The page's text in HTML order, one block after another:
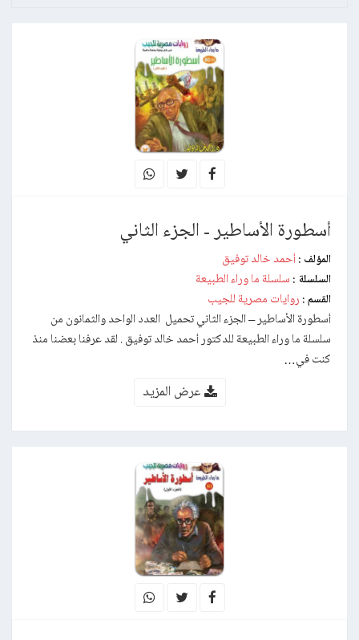
أسطورة الأساطير - الجزء الثاني
المؤلف : أحمد خالد توفيق
السلسلة : سلسلة ما وراء الطبيعة
القسم : روايات مصرية للجيب
أسطورة الأساطير – الجزء الثاني تحميل العدد الواحد والثمانون من
سلسلة ما وراء الطبيعة للدكتور أحمد خالد توفيق . لقد عرفنا بعضنا منذ
كنت في…
عرض المزيد